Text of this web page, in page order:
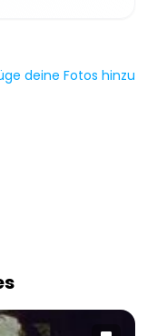
deine Fotos hinzu